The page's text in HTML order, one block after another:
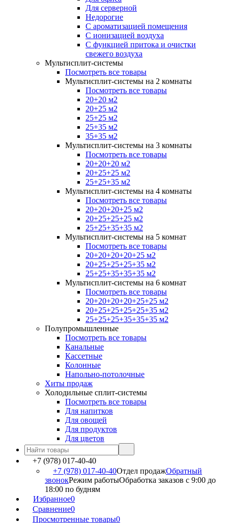
Для серверной
Недорогие
С ароматизацией помещения
С ионизацией воздуха
С функцией притока и очистки
свежего воздуха
Мультисплит-системы
Посмотреть все товары
Мультисплит-системы на 2 комнаты
Посмотреть все товары
20+20 м2
20+25 м2
25+25 м2
25+35 м2
35+35 м2
Мультисплит-системы на 3 комнаты
Посмотреть все товары
20+20+20 м2
20+25+25 м2
25+25+35 м2
Мультисплит-системы на 4 комнаты
Посмотреть все товары
20+20+20+25 м2
20+25+25+25 м2
25+25+35+35 м2
Мультисплит-системы на 5 комнат
Посмотреть все товары
20+20+20+20+25 м2
20+25+25+25+35 м2
25+25+35+35+35 м2
Мультисплит-системы на 6 комнат
Посмотреть все товары
20+20+20+20+25+25 м2
20+25+25+25+25+35 м2
25+25+25+35+35+35 м2
Полупромышленные
Посмотреть все товары
Канальные
Кассетные
Колонные
Напольно-потолочные
Хиты продаж
Холодильные сплит-системы
Посмотреть все товары
Для напитков
Для овощей
Для продуктов
Для цветов
+7 (978) 017-40-40
+7 (978) 017-40-40Отдел продажОбратный
звонокРежим работыОбработка заказов с 9:00 до
18:00 по будням
Избранное0
Сравнение0
Просмотренные товары0